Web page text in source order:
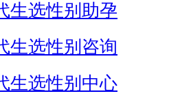
生选性别助孕
生选性别咨询
生选性别中心